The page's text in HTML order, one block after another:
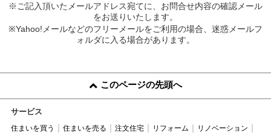
※ご記入頂いたメールアドレス宛てに、お問合せ内容の確認メール
をお送りいたします。
※Yahoo!メールなどのフリーメールをご利用の場合、迷惑メールフ
ォルダに入る場合があります。
このページの先頭へ
サービス
住まいを買う 住まいを売る 注文住宅 リフォーム
リノベーション